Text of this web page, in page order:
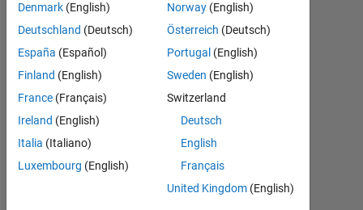
Statistiques
MATLAB Answers
CONTRIBUTIONS 4
6
10
Denmark (English)
Deutschland (Deutsch)
España (Español)
Finland (English)
France (Français)
Ireland (English)
Italia (Italiano)
Luxembourg (English)
Norway(English)
Österreich (Deutsch)
Portugal (English)
Sweden (English)
Switzerland
Deutsch
English
Français
United Kingdom(English)